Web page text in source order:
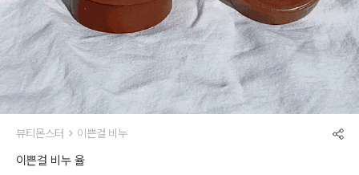
뷰티몬스터 이쁜걸 비누
이쁜걸 비누 율